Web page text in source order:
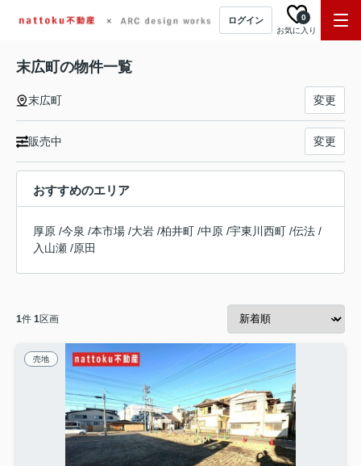
ログイン
お気に入り
0
末広町の物件一覧
末広町 変更
販売中 変更
おすすめのエリア
厚原 /今泉 /本市場 /大岩 /柏井町 /中原 /宇東川西町 /伝法 /
入山瀬 /原田
1件 1区画
売地